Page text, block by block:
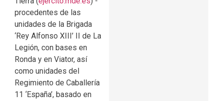
procedentes de las
unidades de la Brigada
‘Rey Alfonso XIII’ II de La
Legión, con bases en
Ronda y en Viator, así
como unidades del
Regimiento de Caballería
11 ‘España’, basado en